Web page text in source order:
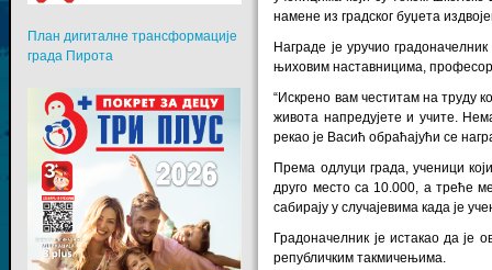
намене из градског буџета
Награде је уручио
њиховим наставницима,
“Искрено вам честитам на труду
живота напредујете и учите.
рекао је Васић обраћајући се
Према одлуци града, ученици
друго место са 10.000, а треће
сабирају у случајевима када је
Градоначелник је истакао да је
републичким такмичењима.
План дигиталне трансформације
града Пирота